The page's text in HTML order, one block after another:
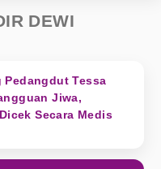
DEWI
Pedangdut Tessa
Jiwa,
Secara Medis